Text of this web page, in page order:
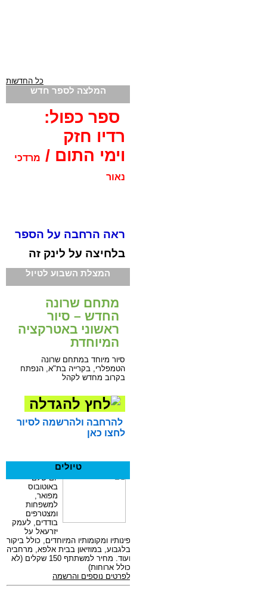
כל החדשות
המלצה לספר חדש
ספר כפול:
רדיו חזק
וימי התום / מרדכי
נאור
ראה הרחבה על הספר
בלחיצה על לינק זה
המצלת השבוע לטיול
מתחם שרונה
החדש – סיור
ראשוני באטרקציה
המיוחדת
סיור מיוחד במתחם שרונה
הטמפלרי, בקרייה בת"א, הנפתח
בקרוב מחדש לקהל
להרחבה ולהרשמה לסיור
לחצו כאן
טיולים